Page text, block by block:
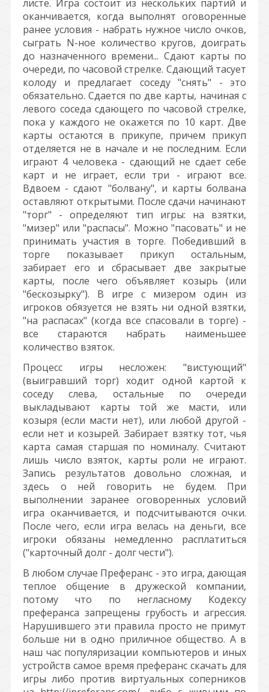
листе. Игра состоит из нескольких партий и
оканчивается, когда выполнят оговоренные
ранее условия - набрать нужное число очков,
сыграть N-ное количество кругов, доиграть
до назначенного времени... Сдают карты по
очереди, по часовой стрелке. Сдающий тасует
колоду и предлагает соседу "снять" - это
обязательно. Сдается по две карты, начиная с
левого соседа сдающего по часовой стрелке,
пока у каждого не окажется по 10 карт. Две
карты остаются в прикупе, причем прикуп
отделяется не в начале и не последним. Если
играют 4 человека - сдающий не сдает себе
карт и не играет, если три - играют все.
Вдвоем - сдают "болвану", и карты болвана
оставляют открытыми. После сдачи начинают
"торг" - определяют тип игры: на взятки,
"мизер" или "распасы". Можно "пасовать" и не
принимать участия в торге. Победивший в
торге показывает прикуп остальным,
забирает его и сбрасывает две закрытые
карты, после чего объявляет козырь (или
"бескозырку"). В игре с мизером один из
игроков обязуется не взять ни одной взятки,
"на распасах" (когда все спасовали в торге) -
все стараются набрать наименьшее
количество взяток.
Процесс игры несложен: "вистующий"
(выигравший торг) ходит одной картой к
соседу слева, остальные по очереди
выкладывают карты той же масти, или
козыря (если масти нет), или любой другой -
если нет и козырей. Забирает взятку тот, чья
карта самая старшая по номиналу. Считают
лишь число взяток, карты роли не играют.
Запись результатов довольно сложная, и
здесь о ней говорить не будем. При
выполнении заранее оговоренных условий
игра оканчивается, и подсчитываются очки.
После чего, если игра велась на деньги, все
игроки обязаны немедленно расплатиться
("карточный долг - долг чести").
В любом случае Преферанс - это игра, дающая
теплое общение в дружеской компании,
потому что по негласному Кодексу
преферанса запрещены грубость и агрессия.
Нарушившего эти правила просто не примут
больше ни в одно приличное общество. А в
наш час популяризации компьютеров и иных
устройств самое время преферанс скачать для
игры либо против виртуальных соперников